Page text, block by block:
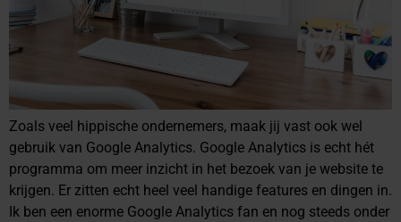
Zoals veel hippische ondernemers, maak jij vast ook wel
gebruik van Google Analytics. Google Analytics is echt hét
programma om meer inzicht in het bezoek van je website te
krijgen. Er zitten echt heel veel handige features en dingen in.
Ik ben een enorme Google Analytics fan en nog steeds onder